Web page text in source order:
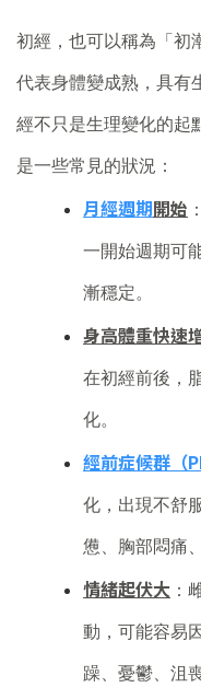
初經，也可以稱為「初
代表身體變成熟，具有
經不只是生理變化的起
是一些常見的狀況：
月經週期開始
一開始週期可
漸穩定。
身高體重快速
在初經前後，
化。
經前症候群（
化，出現不舒
憊、胸部悶痛
情緒起伏大 ：
動，可能容易
躁、憂鬱、沮